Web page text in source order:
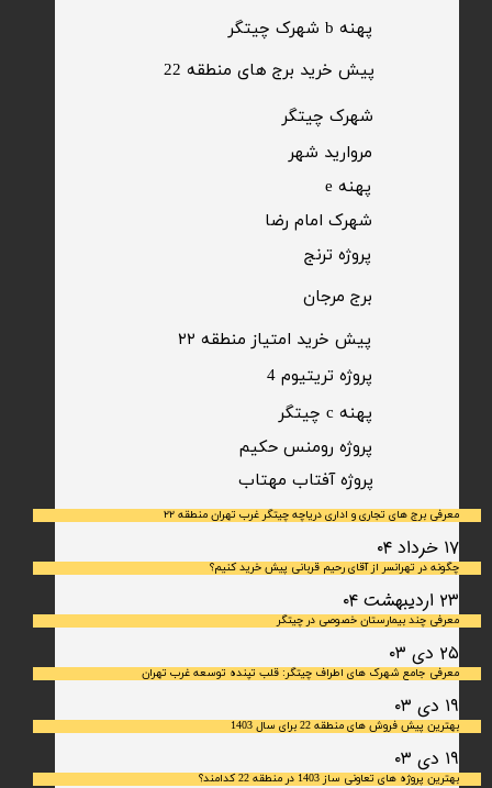
پیش خرید برج های منطقه 22
پهنه b شهرک چیتگر
​پروژه ترنج
​شهرک چیتگر
مروارید شهر​​​​​​​
شهرک امام رضا
پهنه e
برج مرجان
معرفی برج های تجاری و اداری دریاچه چیتگر غرب تهران منطقه ۲۲
۱۷ خرداد ۰۴
چگونه در تهرانسر از آقای رحیم قربانی پیش خرید کنیم؟
۲۳ اردیبهشت ۰۴
معرفی چند بیمارستان خصوصی در چیتگر
۲۵ دی ۰۳
معرفی جامع شهرک‌ های اطراف چیتگر: قلب تپنده توسعه غرب تهران
۱۹ دی ۰۳
بهترین پیش فروش های منطقه 22 برای سال 1403
۱۹ دی ۰۳
بهترین پروژه های تعاونی ساز 1403 در منطقه 22 کدامند؟
پیش خرید امتیاز منطقه ۲۲​​​​​​​
​پروژه آفتاب مهتاب
پروژه رومنس حکیم
پهنه c چیتگر
پروژه تریتیوم 4